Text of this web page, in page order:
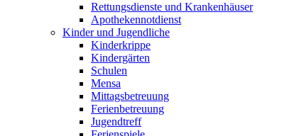
Rettungsdienste und Krankenhäuser
Apothekennotdienst
Kinder und Jugendliche
Kinderkrippe
Kindergärten
Schulen
Mensa
Mittagsbetreuung
Ferienbetreuung
Jugendtreff